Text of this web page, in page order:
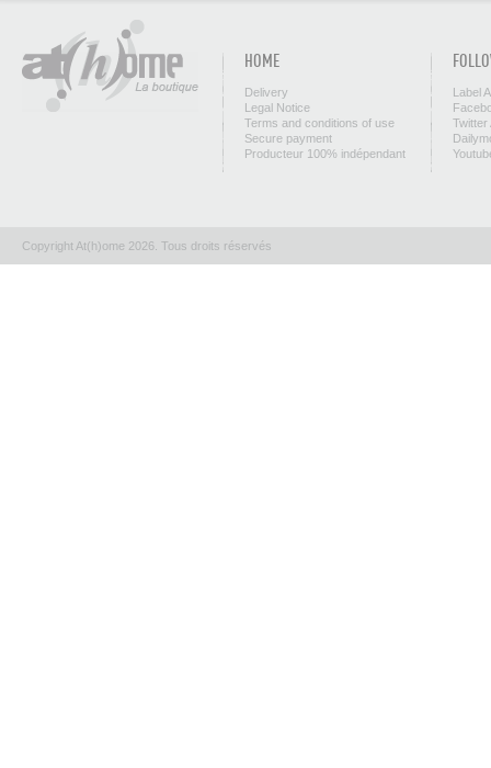
HOME
Delivery
Legal Notice
Terms and conditions of use
Secure payment
Producteur 100% indépendant
Label
Twitter
Copyright At(h)ome 2026. Tous droits réservés